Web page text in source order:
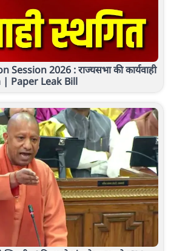
2026 : राज्यसभा की कार्यवाही
| Paper Leak Bill